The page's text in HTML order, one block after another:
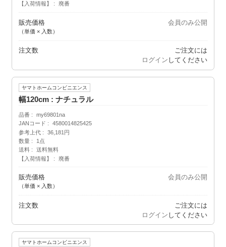
【入荷情報】
廃番
販売価格
（単価 × 入数）
会員のみ公開
注文数
ご注文には
ログイン してください
ヤマトホームコンビニエンス
幅120cm : ナチュラル
品番
my69801na
JANコード
4580014825425
参考上代
36,181円
数量
1点
送料
送料無料
【入荷情報】
廃番
販売価格
（単価 × 入数）
会員のみ公開
注文数
ご注文には
ログイン してください
ヤマトホームコンビニエンス